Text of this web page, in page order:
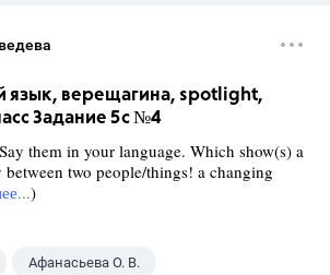
язык, верещагина, spotlight,
Задание 5c №4
them in your language. Which show(s) a
two people/things! a changing
)
Афанасьева О. В.